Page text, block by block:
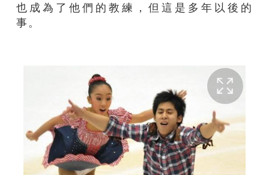
也成為了他們的教練，但這是多年以後的
事。